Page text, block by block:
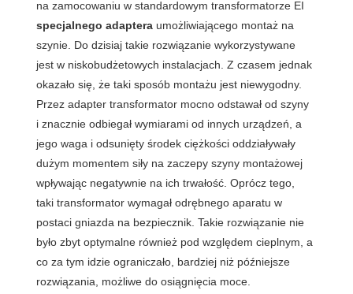
na zamocowaniu w standardowym transformatorze EI
specjalnego adapteraumożliwiającego montaż na
szynie. Do dzisiaj takie rozwiązanie wykorzystywane
jest w niskobudżetowych instalacjach. Z czasem jednak
okazało się, że taki sposób montażu jest niewygodny.
Przez adapter transformator mocno odstawał od szyny
i znacznie odbiegał wymiarami od innych urządzeń, a
jego waga i odsunięty środek ciężkości oddziaływały
dużym momentem siły na zaczepy szyny montażowej
wpływając negatywnie na ich trwałość. Oprócz tego,
taki transformator wymagał odrębnego aparatu w
postaci gniazda na bezpiecznik. Takie rozwiązanie nie
było zbyt optymalne również pod względem cieplnym, a
co za tym idzie ograniczało, bardziej niż późniejsze
rozwiązania, możliwe do osiągnięcia moce.